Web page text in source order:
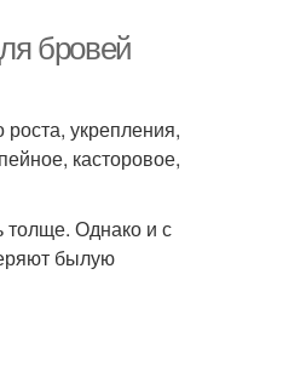
бровей
укрепления,
касторовое,
толще. Однако и с
былую